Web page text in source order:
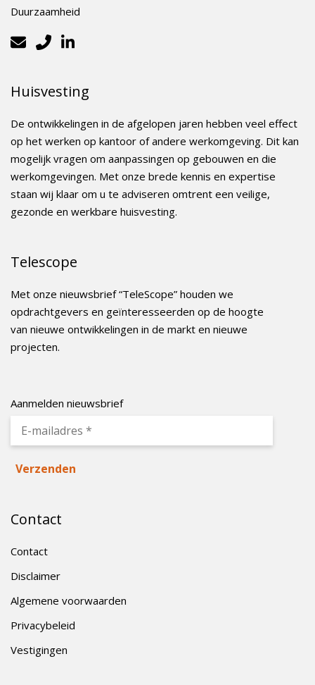
Duurzaamheid
Huisvesting
De ontwikkelingen in de afgelopen jaren hebben veel effect
op het werken op kantoor of andere werkomgeving. Dit kan
mogelijk vragen om aanpassingen op gebouwen en die
werkomgevingen. Met onze brede kennis en expertise
staan wij klaar om u te adviseren omtrent een veilige,
gezonde en werkbare huisvesting.
Telescope
Met onze nieuwsbrief “TeleScope” houden we
opdrachtgevers en geïnteresseerden op de hoogte
van nieuwe ontwikkelingen in de markt en nieuwe
projecten.
Aanmelden nieuwsbrief
Contact
Contact
Disclaimer
Algemene voorwaarden
Privacybeleid
Vestigingen